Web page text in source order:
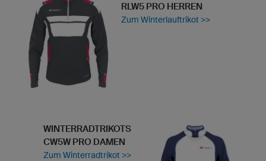
RLW5 PRO HERREN
Zum Winterlauftrikot >>
WINTERRADTRIKOTS
CW5W PRO DAMEN
Zum Winterradtrikot >>